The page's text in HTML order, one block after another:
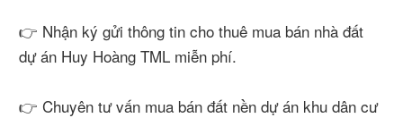
👉 Nhận ký gửi thông tin cho thuê mua bán nhà đất
dự án Huy Hoàng TML miễn phí.
👉 Chuyên tư vấn mua bán đất nền dự án khu dân cư